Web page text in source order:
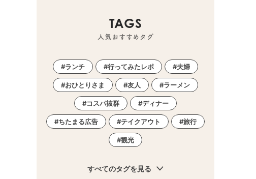
TAGS
人気おすすめタグ
ランチ 行ってみたレポ 夫婦
おひとりさま 友人 ラーメン
コスパ抜群 ディナー
ちたまる広告 テイクアウト 旅行
観光
すべてのタグを見る